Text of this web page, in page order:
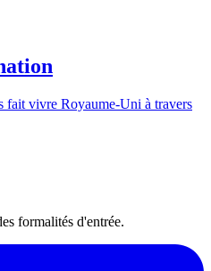
fait vivre Royaume-Uni à travers
formalités d'entrée.